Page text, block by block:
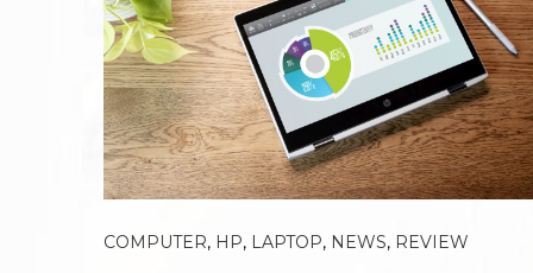
COMPUTER, HP, LAPTOP, NEWS, REVIEW